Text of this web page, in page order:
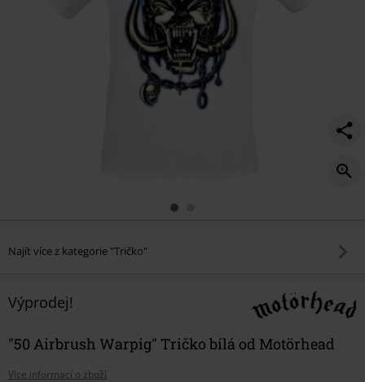
Najít více z kategorie "Tričko"
Výprodej!
"50 Airbrush Warpig" Tričko bílá od Motörhead
Více informací o zboží